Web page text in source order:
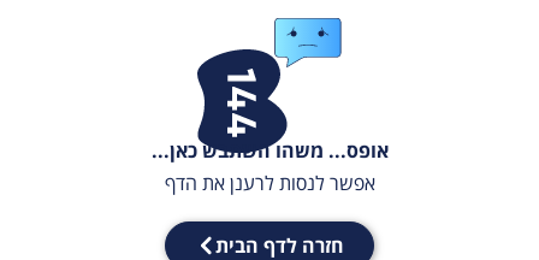
אופס... משהו השתבש כאן...
אפשר לנסות לרענן את הדף
חזרה לדף הבית